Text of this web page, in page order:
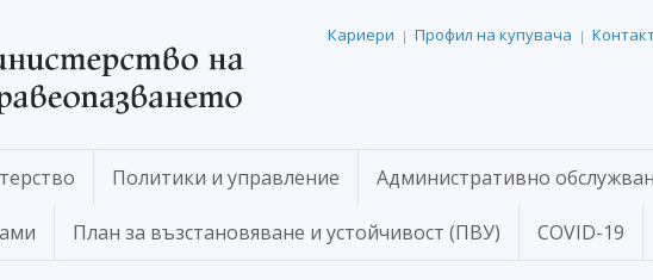
Кариери | Профил на купувача |
Политики и управление Административно
План за възстановяване и устойчивост (ПВУ) COVID-19